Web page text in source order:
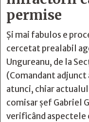
permise
Și mai fabulos e
cercetat prealabil
Ungureanu, de la
(Comandant
atunci, chiar
comisar șef Gabriel
verificând aspectele